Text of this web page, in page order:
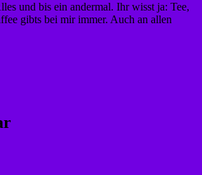
und bis ein andermal. Ihr wisst ja: Tee,
gibts bei mir immer. Auch an allen